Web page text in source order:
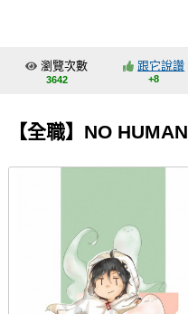
交流中心
會員功能選單
登入
瀏覽次數
3642
跟它說讚
+8
【全職】NO HUMAN